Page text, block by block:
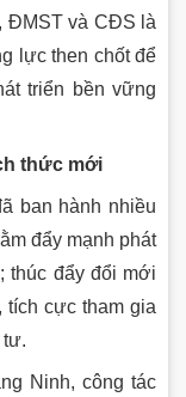
ĐMST và CĐS là
lực then chốt để
triển bền vững
thức mới
ban hành nhiều
đẩy mạnh phát
thúc đẩy đổi mới
tích cực tham gia
tư.
Ninh, công tác